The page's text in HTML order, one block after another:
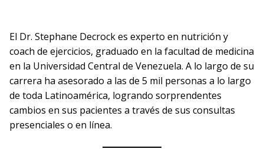
El Dr. Stephane Decrock es experto en nutrición y
coach de ejercicios, graduado en la facultad de medicina
en la Universidad Central de Venezuela. A lo largo de su
carrera ha asesorado a las de 5 mil personas a lo largo
de toda Latinoamérica, logrando sorprendentes
cambios en sus pacientes a través de sus consultas
presenciales o en línea.